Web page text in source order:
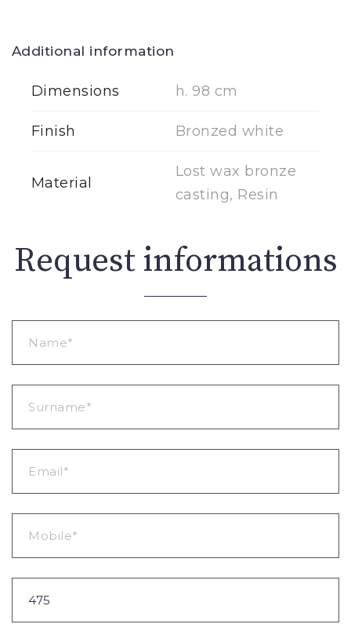
Additional information
Dimensions h. 98 cm
Finish Bronzed white
Material
Lost wax bronze
casting, Resin
Request informations